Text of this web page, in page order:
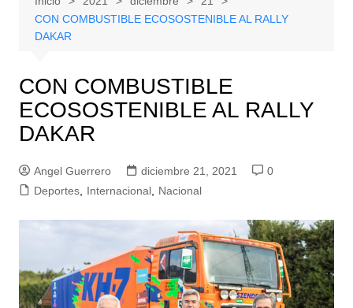
CON COMBUSTIBLE ECOSOSTENIBLE AL RALLY
DAKAR
CON COMBUSTIBLE
ECOSOSTENIBLE AL RALLY
DAKAR
Angel Guerrero diciembre 21, 2021
0
Deportes, Internacional, Nacional